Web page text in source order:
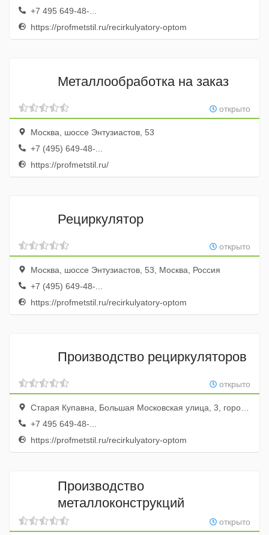
+7 495 649-48-...
https://profmetstil.ru/recirkulyatory-optom
Металлообработка на заказ
открыто
Москва, шоссе Энтузиастов, 53
+7 (495) 649-48-...
https://profmetstil.ru/
Рециркулятор
открыто
Москва, шоссе Энтузиастов, 53, Москва, Россия
+7 (495) 649-48-...
https://profmetstil.ru/recirkulyatory-optom
Производство рециркуляторов
открыто
Старая Купавна, Большая Московская улица, 3, город Старая Купавна, Московская область, Россия
+7 495 649-48-...
https://profmetstil.ru/recirkulyatory-optom
Производство
металлоконструкций
открыто